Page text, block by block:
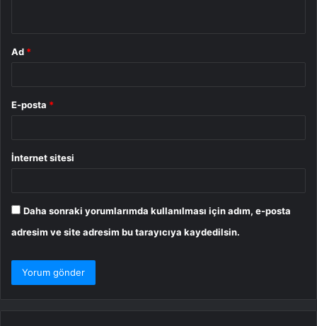
Ad *
E-posta *
İnternet sitesi
Daha sonraki yorumlarımda kullanılması için adım, e-posta
adresim ve site adresim bu tarayıcıya kaydedilsin.